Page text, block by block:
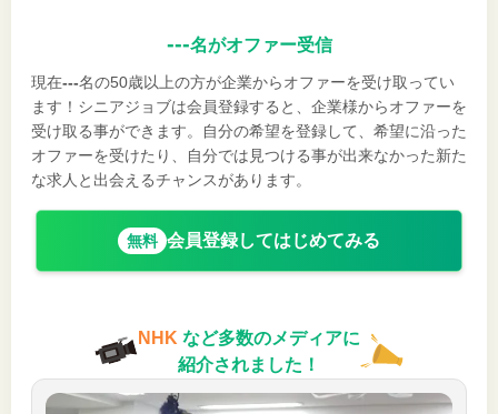
---名がオファー受信
現在---名の50歳以上の方が企業からオファーを受け取ってい
ます！シニアジョブは会員登録すると、企業様からオファーを
受け取る事ができます。自分の希望を登録して、希望に沿った
オファーを受けたり、自分では見つける事が出来なかった新た
な求人と出会えるチャンスがあります。
無料 会員登録してはじめてみる
NHK など多数のメディアに
紹介されました！